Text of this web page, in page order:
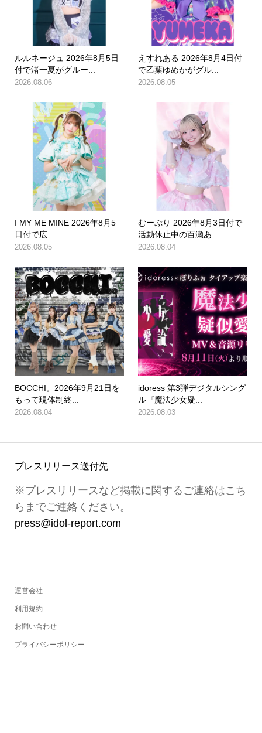
ルルネージュ 2026年8月5日
付で渚一夏がグルー...
2026.08.06
えすれある 2026年8月4日付
で乙葉ゆめかがグル...
2026.08.05
I MY ME MINE 2026年8月5
日付で広...
2026.08.05
むーぷり 2026年8月3日付で
活動休止中の百瀬あ...
2026.08.04
BOCCHI。2026年9月21日を
もって現体制終...
2026.08.04
idoress 第3弾デジタルシング
ル『魔法少女疑...
2026.08.03
プレスリリース送付先
※プレスリリースなど掲載に関するご連絡はこち
らまでご連絡ください。
press@idol-report.com
運営会社
利用規約
お問い合わせ
プライバシーポリシー